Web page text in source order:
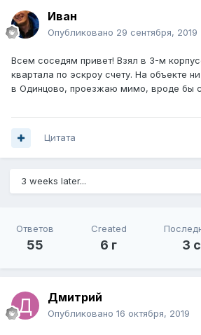
Иван
Опубликовано 29 сентября, 2019
Всем соседям привет! Взял в 3-м
квартала по эскроу счету. На объекте
в Одинцово, проезжаю мимо, вроде бы
Цитата
3 weeks later...
Ответов
55
Created
6 г 3
Дмитрий
Опубликовано 16 октября, 2019